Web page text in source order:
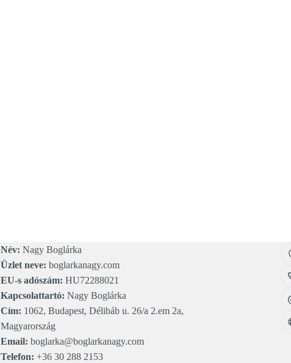
Név: Nagy Boglárka
Üzlet neve: boglarkanagy.com
EU-s adószám: HU72288021
Kapcsolattartó: Nagy Boglárka
Cím: 1062, Budapest, Délibáb u. 26/a 2.em 2a,
Magyarország
Email: boglarka@boglarkanagy.com
Telefon: +36 30 288 2153